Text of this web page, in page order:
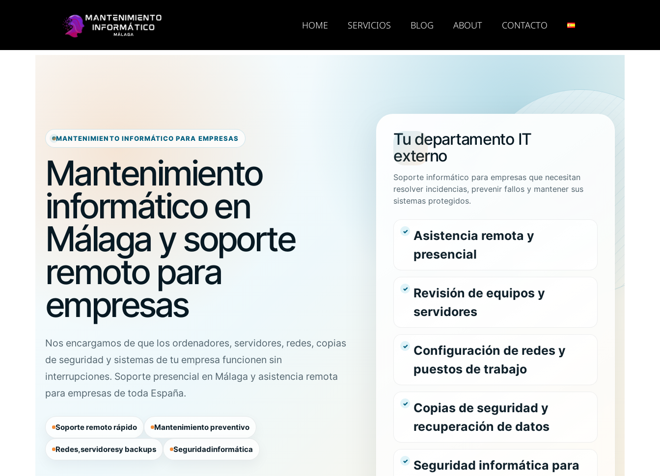
HOME SERVICIOS BLOG ABOUT CONTACTO
MANTENIMIENTO INFORMÁTICO PARA EMPRESAS
Mantenimiento
informático en
Málaga y soporte
remoto para
empresas
Nos encargamos de que los ordenadores, servidores, redes, copias
de seguridad y sistemas de tu empresa funcionen sin
interrupciones. Soporte presencial en Málaga y asistencia remota
para empresas de toda España.
Soporte remoto rápido Mantenimiento preventivo
Redes,servidoresy backups Seguridadinformática
Tu departamento IT
externo
Soporte informático para empresas que necesitan
resolver incidencias, prevenir fallos y mantener sus
sistemas protegidos.
Asistencia remota y
presencial
Revisión de equipos y
servidores
Configuración de redes y
puestos de trabajo
Copias de seguridad y
recuperación de datos
Seguridad informática para